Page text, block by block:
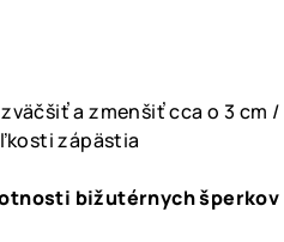
a zmenšiť cca o 3 cm
zápästia
bižutérnych